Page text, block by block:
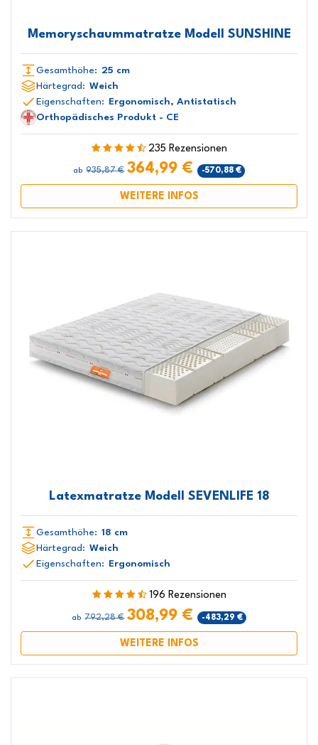
Memoryschaummatratze Modell SUNSHINE
Gesamthöhe: 25 cm
Härtegrad: Weich
Eigenschaften: Ergonomisch, Antistatisch
Orthopädisches Produkt - CE
235 Rezensionen
ab 935,87 € 364,99 € -570,88 €
WEITERE INFOS
Latexmatratze Modell SEVENLIFE 18
Gesamthöhe: 18 cm
Härtegrad: Weich
Eigenschaften:
Ergonomisch
196 Rezensionen
ab 792,28 € 308,99 € -483,29 €
WEITERE INFOS